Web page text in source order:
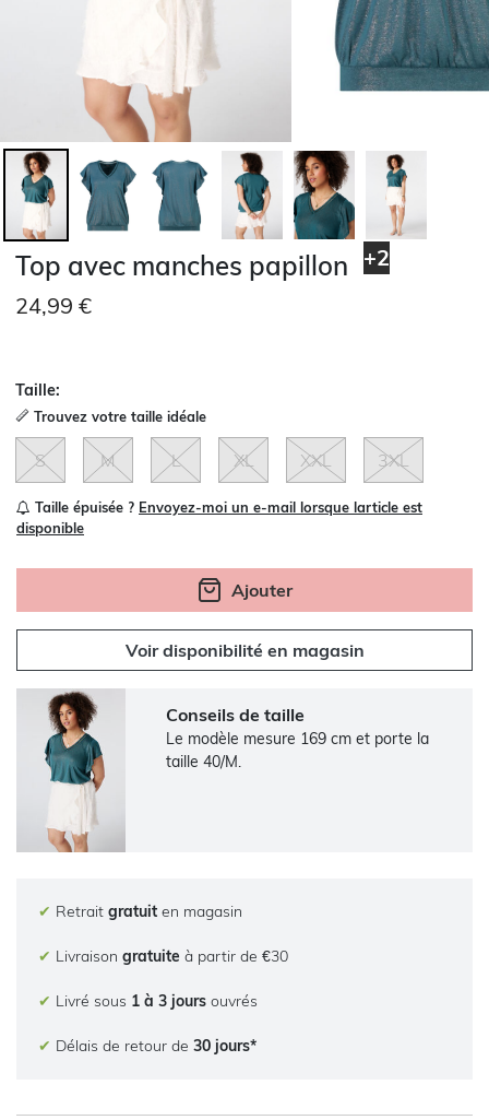
+2
Top avec manches papillon
24,99 €
Taille:
Trouvez votre taille idéale
S M L XL XXL 3XL
Taille épuisée ? Envoyez-moi un e-mail lorsque larticle est
disponible
Ajouter
Voir disponibilité en magasin
Conseils de taille
Le modèle mesure 169 cm et porte la
taille 40/M.
✔ Retrait gratuit en magasin
✔ Livraison gratuite à partir de €30
✔ Livré sous 1 à 3 jours ouvrés
✔ Délais de retour de 30 jours*